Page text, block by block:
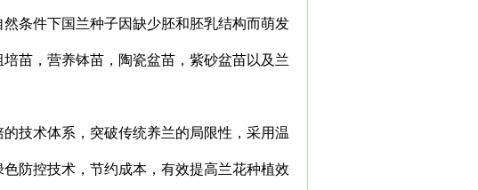
条件下国兰种子因缺少胚和胚乳结构而萌发
苗，营养钵苗，陶瓷盆苗，紫砂盆苗以及兰
技术体系，突破传统养兰的局限性，采用温
防控技术，节约成本，有效提高兰花种植效